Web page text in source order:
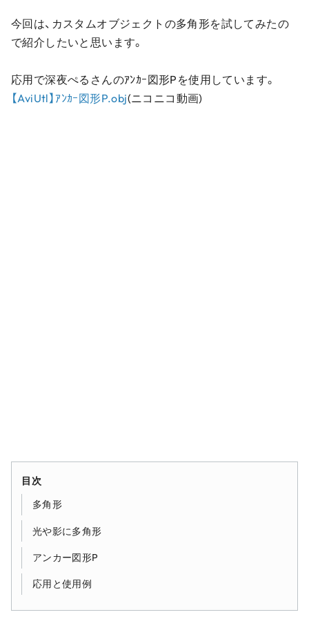
今回は、カスタムオブジェクトの多角形を試してみたの
で紹介したいと思います。
応用で深夜ぺるさんのｱﾝｶｰ図形Pを使用しています。
【AviUtl】ｱﾝｶｰ図形P.obj(ニコニコ動画)
目次
多角形
光や影に多角形
アンカー図形P
応用と使用例